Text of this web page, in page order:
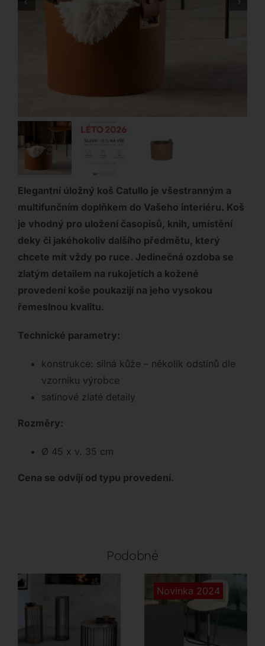
Elegantní úložný koš Catullo je všestranným a
multifunčním doplňkem do Vašeho interiéru. Koš
je vhodný pro uložení časopisů, knih, umístění
deky či jakéhokoliv dalšího předmětu, který
chcete mít vždy po ruce. Jedinečná ozdoba se
zlatým detailem na rukojetích a kožené
provedení koše poukazijí na jeho vysokou
řemeslnou kvalitu.
Technické parametry:
konstrukce: silná kůže – několik odstínů dle
vzorníku výrobce
satinové zlaté detaily
Rozměry:
Ø 45 x v. 35 cm
Cena se odvíjí od typu provedení.
Podobné
Novinka 2024